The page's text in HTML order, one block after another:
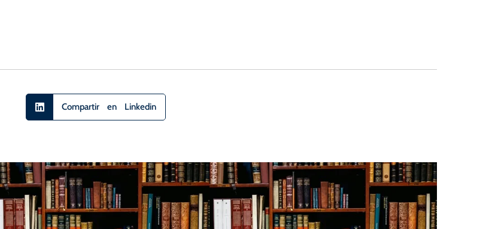
Compartir en Linkedin